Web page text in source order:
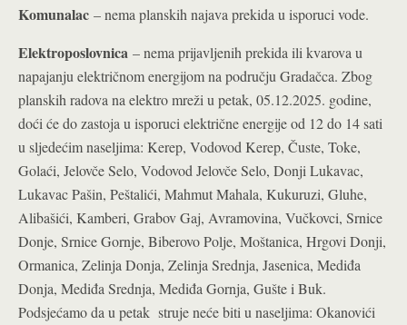
Komunalac – nema planskih najava prekida u isporuci vode.
Elektroposlovnica – nema prijavljenih prekida ili kvarova u
napajanju električnom energijom na području Gradačca. Zbog
planskih radova na elektro mreži u petak, 05.12.2025. godine,
doći će do zastoja u isporuci električne energije od 12 do 14 sati
u sljedećim naseljima: Kerep, Vodovod Kerep, Čuste, Toke,
Golaći, Jelovče Selo, Vodovod Jelovče Selo, Donji Lukavac,
Lukavac Pašin, Peštalići, Mahmut Mahala, Kukuruzi, Gluhe,
Alibašići, Kamberi, Grabov Gaj, Avramovina, Vučkovci, Srnice
Donje, Srnice Gornje, Biberovo Polje, Moštanica, Hrgovi Donji,
Ormanica, Zelinja Donja, Zelinja Srednja, Jasenica, Mediđa
Donja, Mediđa Srednja, Mediđa Gornja, Gušte i Buk.
Podsjećamo da u petak struje neće biti u naseljima: Okanovići